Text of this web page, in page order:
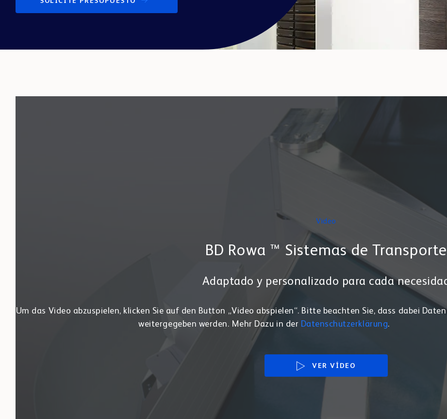
Video
BD Rowa ™ Sistemas de Transporte
Adaptado y personalizado para cada
Um das Video abzuspielen, klicken Sie auf den Button „Video abspielen“. Bitte beachten Sie, dass dabei
weitergegeben werden. Mehr Dazu in der Datenschutzerklärung.
VER VÍDEO